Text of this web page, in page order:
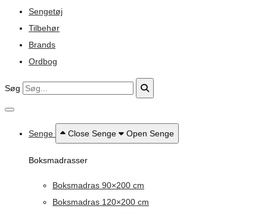
Sengetøj
Tilbehør
Brands
Ordbog
Søg
Senge Close Senge Open Senge
Boksmadrasser
Boksmadras 90×200 cm
Boksmadras 120×200 cm